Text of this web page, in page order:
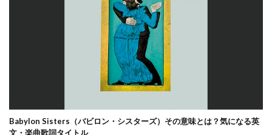
Babylon Sisters（バビロン・シスターズ）その意味とは？気になる英
文・楽曲歌詞タイトル